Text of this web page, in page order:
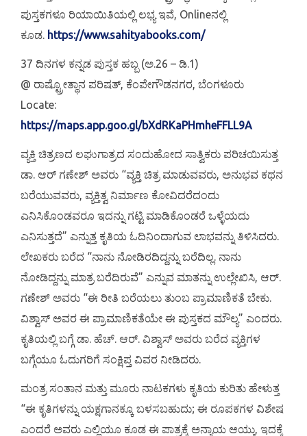
ಪುಸ್ತಕಗಳೂ ರಿಯಾಯಿತಿಯಲ್ಲಿ ಲಭ್ಯ ಇವೆ, Onlineನಲ್ಲಿ
ಕೂಡ. https://www.sahityabooks.com/
37 ದಿನಗಳ ಕನ್ನಡ ಪುಸ್ತಕ ಹಬ್ಬ (ಅ.26 – ಡಿ.1)
@ ರಾಷ್ಟ್ರೋತ್ಥಾನ ಪರಿಷತ್, ಕೆಂಪೇಗೌಡನಗರ, ಬೆಂಗಳೂರು
Locate:
https://maps.app.goo.gl/bXdRKaPHmheFFLL9A
ವ್ಯಕ್ತಿ ಚಿತ್ರಣದ ಲಘುಗಾತ್ರದ ಸಂದುಹೋದ ಸಾತ್ವಿಕರು ಪರಿಚಯಿಸುತ್ತ
ಡಾ. ಆರ್ ಗಣೇಶ್ ಅವರು “ವ್ಯಕ್ತಿ ಚಿತ್ರ ಮಾಡುವವರು, ಅನುಭವ ಕಥನ
ಬರೆಯುವವರು, ವ್ಯಕ್ತಿತ್ವ ನಿರ್ಮಾಣ ಕೋವಿದರೆದಂದು
ಎನಿಸಿಕೊಂಡವರೂ ಇದನ್ನು ಗಟ್ಟಿ ಮಾಡಿಕೊಂಡರೆ ಒಳ್ಳೆಯದು
ಎನಿಸುತ್ತದೆ” ಎನ್ನುತ್ತ ಕೃತಿಯ ಓದಿನಿಂದಾಗುವ ಲಾಭವನ್ನು ತಿಳಿಸಿದರು.
ಲೇಖಕರು ಬರೆದ “ನಾನು ನೋಡಿರದಿದ್ದನ್ನು ಬರೆದಿಲ್ಲ. ನಾನು
ನೋಡಿದ್ದನ್ನು ಮಾತ್ರ ಬರೆದಿರುವೆ” ಎನ್ನುವ ಮಾತನ್ನು ಉಲ್ಲೇಖಿಸಿ, ಆರ್.
ಗಣೇಶ್ ಅವರು “ಈ ರೀತಿ ಬರೆಯಲು ತುಂಬ ಪ್ರಾಮಾಣಿಕತೆ ಬೇಕು.
ವಿಶ್ವಾಸ್ ಅವರ ಈ ಪ್ರಾಮಾಣಿಕತೆಯೇ ಈ ಪುಸ್ತಕದ ಮೌಲ್ಯ” ಎಂದರು.
ಕೃತಿಯಲ್ಲಿ ಬಗ್ಗೆ ಡಾ. ಹೆಚ್. ಆರ್. ವಿಶ್ವಾಸ್ ಅವರು ಬರೆದ ವ್ಯಕ್ತಿಗಳ
ಬಗ್ಗೆಯೂ ಓದುಗರಿಗೆ ಸಂಕ್ಷಿಪ್ತ ವಿವರ ನೀಡಿದರು.
ಮಂತ್ರ ಸಂತಾನ ಮತ್ತು ಮೂರು ನಾಟಕಗಳು ಕೃತಿಯ ಕುರಿತು ಹೇಳುತ್ತ
“ಈ ಕೃತಿಗಳನ್ನು ಯಕ್ಷಗಾನಕ್ಕೂ ಬಳಸಬಹುದು; ಈ ರೂಪಕಗಳ ವಿಶೇಷ
ಎಂದರೆ ಅವರು ಎಲ್ಲಿಯೂ ಕೂಡ ಈ ಪಾತ್ರಕ್ಕೆ ಅನ್ಯಾಯ ಆಯ್ತು, ಇದಕ್ಕೆ